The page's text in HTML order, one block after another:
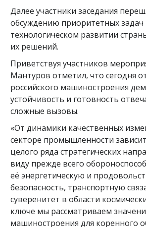
Далее участники заседания
обсуждению приоритетных задач
технологическом развитии
их решений.
Приветствуя участников
Мантуров отметил, что сегодня
российского машиностроения
устойчивость и готовность
сложные вызовы.
«От динамики качественных
секторе промышленности
целого ряда стратегических
виду прежде всего
её энергетическую и
безопасность, транспортную
суверенитет в области
ключе мы рассматриваем
машиностроения для коренного